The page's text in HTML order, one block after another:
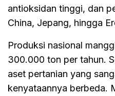
antioksidan tinggi, dan
China, Jepang, hingga
Produksi nasional
300.000 ton per tahun.
aset pertanian yang
kenyataannya berbeda.